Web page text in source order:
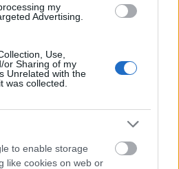
my
Advertising.
Use,
or Sharing of my
Unrelated with the
was collected.
to enable storage
like cookies on web or
amikor a pénz
a jog